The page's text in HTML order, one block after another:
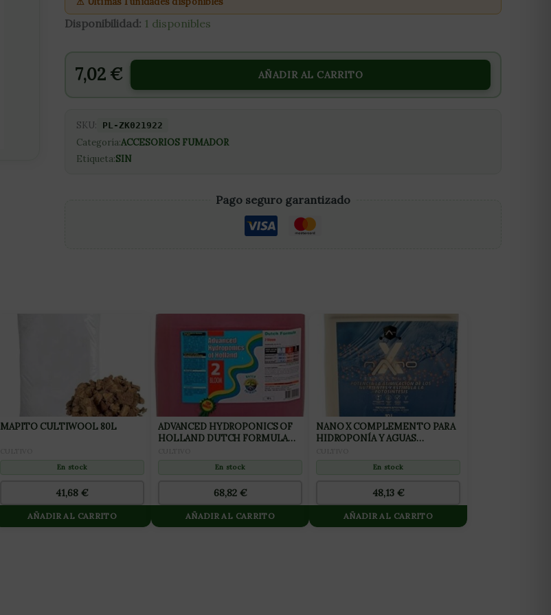
Disponibilidad: 1 disponibles
7,02 € AÑADIR AL CARRITO
SKU: PL-ZK021922
Categoría:ACCESORIOS FUMADOR
Etiqueta:SIN
Pago seguro garantizado
MAPITO CULTIWOOL 80L
En stock
41,68 €
AÑADIR AL CARRITO
ADVANCED HYDROPONICS OF
HOLLAND DUTCH FORMULA
En stock
68,82 €
AÑADIR AL CARRITO
NANO X COMPLEMENTO PARA
HIDROPONÍA Y AGUAS
En stock
48,13 €
AÑADIR AL CARRITO